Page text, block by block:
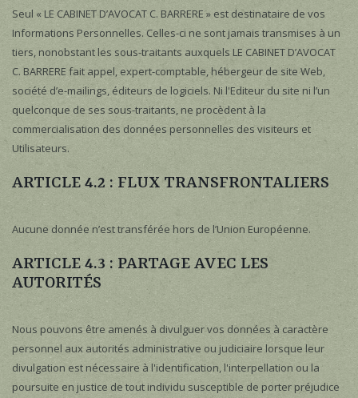
Seul « LE CABINET D’AVOCAT C. BARRERE » est destinataire de vos
Informations Personnelles. Celles-ci ne sont jamais transmises à un
tiers, nonobstant les sous-traitants auxquels LE CABINET D’AVOCAT
C. BARRERE fait appel, expert-comptable, hébergeur de site Web,
société d’e-mailings, éditeurs de logiciels. Ni l'Editeur du site ni l’un
quelconque de ses sous-traitants, ne procèdent à la
commercialisation des données personnelles des visiteurs et
Utilisateurs.
ARTICLE 4.2 : FLUX TRANSFRONTALIERS
Aucune donnée n’est transférée hors de l’Union Européenne.
ARTICLE 4.3 : PARTAGE AVEC LES
AUTORITÉS
Nous pouvons être amenés à divulguer vos données à caractère
personnel aux autorités administrative ou judiciaire lorsque leur
divulgation est nécessaire à l'identification, l'interpellation ou la
poursuite en justice de tout individu susceptible de porter préjudice